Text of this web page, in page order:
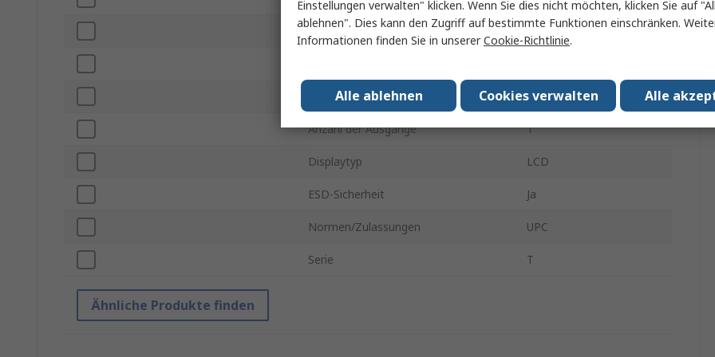
Nennleistung 150W
Lötspitzen Temperatur 50°C
Anzahl der Ausgänge 1
Displaytyp LCD
ESD-Sicherheit Ja
Normen/Zulassungen UPC
Serie T
Ähnliche Produkte finden
Einstellungen verwalten" klicken. Wenn Sie dies nicht möchten, klicken Sie auf
ablehnen". Dies kann den Zugriff auf bestimmte Funktionen einschränken.
Informationen finden Sie in unsererCookie-Richtlinie.
Alle
Cookies verwalten
Alle ablehnen